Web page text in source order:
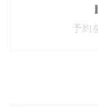
予約